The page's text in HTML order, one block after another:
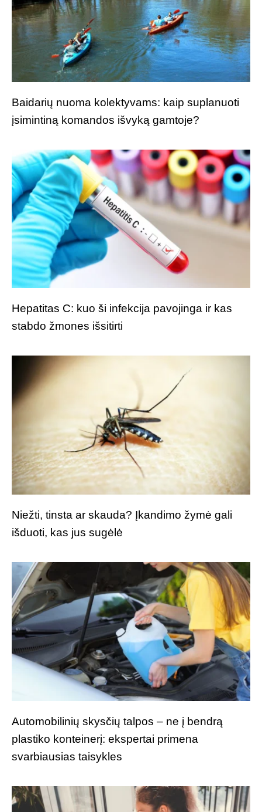
Baidarių nuoma kolektyvams: kaip suplanuoti
įsimintiną komandos išvyką gamtoje?
Hepatitas C: kuo ši infekcija pavojinga ir kas
stabdo žmones išsitirti
Niežti, tinsta ar skauda? Įkandimo žymė gali
išduoti, kas jus sugėlė
Automobilinių skysčių talpos – ne į bendrą
plastiko konteinerį: ekspertai primena
svarbiausias taisykles